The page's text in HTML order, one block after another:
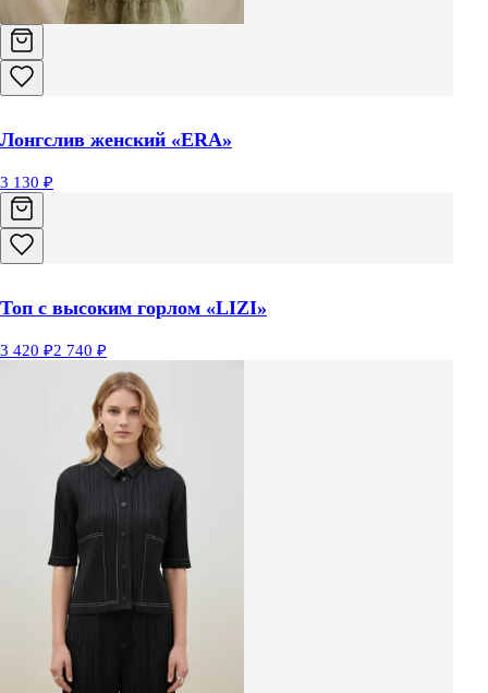
Лонгслив женский «ERA»
3 130 ₽
Топ с высоким горлом «LIZI»